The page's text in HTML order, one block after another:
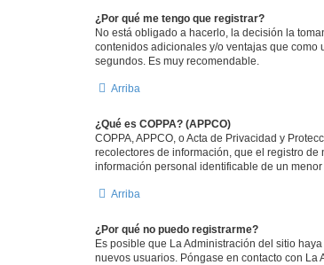
¿Por qué me tengo que registrar?
No está obligado a hacerlo, la decisión la
contenidos adicionales y/o ventajas que como
segundos. Es muy recomendable.
Arriba
¿Qué es COPPA? (APPCO)
COPPA, APPCO, o Acta de Privacidad y
recolectores de información, que el registro
información personal identificable de un
Arriba
¿Por qué no puedo registrarme?
Es posible que La Administración del sitio
nuevos usuarios. Póngase en contacto con La